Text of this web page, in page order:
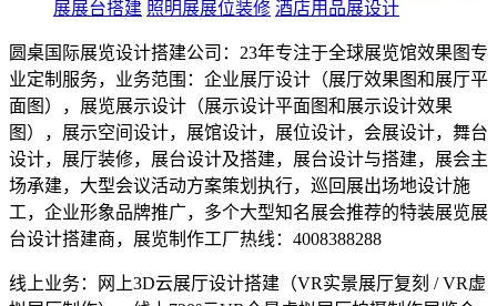
展展台搭建 照明展展位装修 酒店用品展设计
圆桌国际展览设计搭建公司：23年专注于全球展览馆效果图专
业定制服务，业务范围：企业展厅设计（展厅效果图和展厅平
面图），展览展示设计（展示设计平面图和展示设计效果
图），展示空间设计，展馆设计，展位设计，会展设计，舞台
设计，展厅装修，展台设计及搭建，展台设计与搭建，展会主
场承建，大型会议活动方案策划执行，巡回展出场地设计施
工，企业形象品牌推广，多个大型知名展会推荐的特装展览展
台设计搭建商，展览制作工厂热线：4008388288
线上业务：网上3D云展厅设计搭建（VR实景展厅复刻 / VR虚